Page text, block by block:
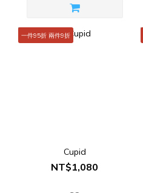
一件95折 兩件9折
Cupid
NT$1,080